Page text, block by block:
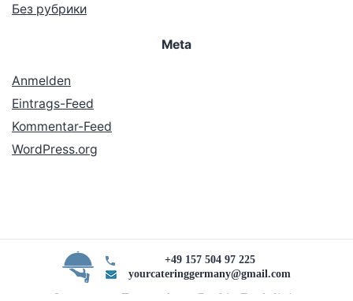
Без рубрики
Meta
Anmelden
Eintrags-Feed
Kommentar-Feed
WordPress.org
+49 157 504 97 225
yourcateringgermany@gmail.com
Impressum Datenschutz Cookie Rechtlinie